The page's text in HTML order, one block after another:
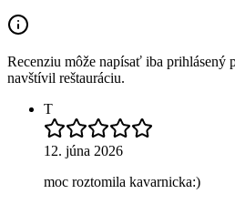
Recenziu môže napísať iba
navštívil reštauráciu.
T
12. júna 2026
moc roztomila kavarnicka:)